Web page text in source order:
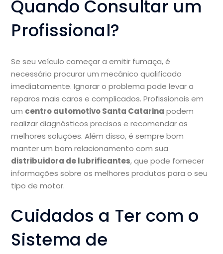
Quando Consultar um
Profissional?
Se seu veículo começar a emitir fumaça, é
necessário procurar um mecânico qualificado
imediatamente. Ignorar o problema pode levar a
reparos mais caros e complicados. Profissionais em
um centro automotivo Santa Catarina podem
realizar diagnósticos precisos e recomendar as
melhores soluções. Além disso, é sempre bom
manter um bom relacionamento com sua
distribuidora de lubrificantes, que pode fornecer
informações sobre os melhores produtos para o seu
tipo de motor.
Cuidados a Ter com o
Sistema de